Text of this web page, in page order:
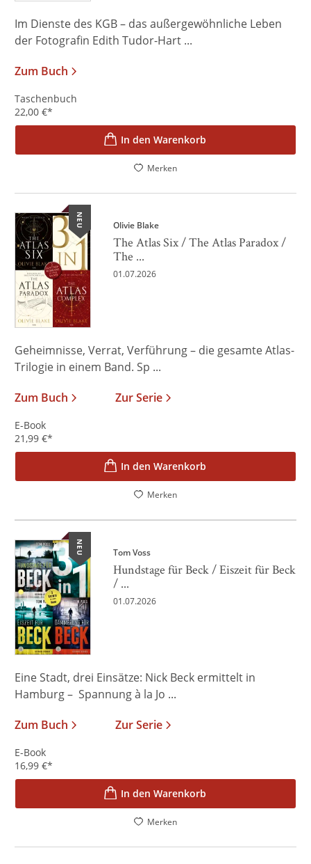
Im Dienste des KGB – das außergewöhnliche Leben
der Fotografin Edith Tudor-Hart ...
Zum Buch
Taschenbuch
22,00 €*
In den Warenkorb
Merken
NEU Olivie Blake
The Atlas Six / The Atlas Paradox /
The ...
01.07.2026
Geheimnisse, Verrat, Verführung – die gesamte Atlas-
Trilogie in einem Band. Sp ...
Zum Buch
Zur Serie
E-Book
21,99 €*
In den Warenkorb
Merken
NEU Tom Voss
Hundstage für Beck / Eiszeit für Beck
/ ...
01.07.2026
Eine Stadt, drei Einsätze: Nick Beck ermittelt in
Hamburg – Spannung à la Jo ...
Zum Buch
Zur Serie
E-Book
16,99 €*
In den Warenkorb
Merken